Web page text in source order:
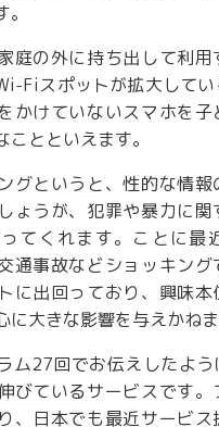
庭の外に持ち出して利用
Fiスポットが拡大して
かけていないスマホを子
ことといえます。
グというと、性的な情報
ょうが、犯罪や暴力に関
てくれます。ことに最
通事故などショッキング
に出回っており、興味本
に大きな影響を与えかねま
ム27回でお伝えしたよ
びているサービスです
、日本でも最近サービス